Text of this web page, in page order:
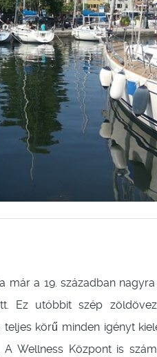
már a 19. században
Ez utóbbit szép
körű minden igényt
Wellness Központ is